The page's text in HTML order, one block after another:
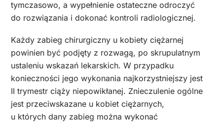
tymczasowo, a wypełnienie ostateczne odroczyć
do rozwiązania i dokonać kontroli radiologicznej.
Każdy zabieg chirurgiczny u kobiety ciężarnej
powinien być podjęty z rozwagą, po skrupulatnym
ustaleniu wskazań lekarskich. W przypadku
konieczności jego wykonania najkorzystniejszy jest
II trymestr ciąży niepowikłanej. Znieczulenie ogólne
jest przeciwskazane u kobiet ciężarnych,
u których dany zabieg można wykonać